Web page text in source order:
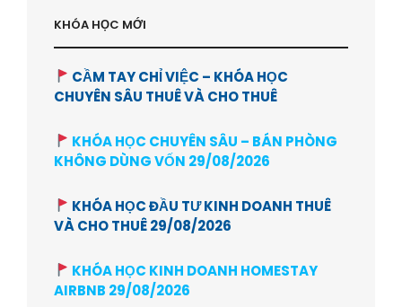
KHÓA HỌC MỚI
CẦM TAY CHỈ VIỆC – KHÓA HỌC
CHUYÊN SÂU THUÊ VÀ CHO THUÊ
KHÓA HỌC CHUYÊN SÂU – BÁN PHÒNG
KHÔNG DÙNG VỐN 29/08/2026
KHÓA HỌC ĐẦU TƯ KINH DOANH THUÊ
VÀ CHO THUÊ 29/08/2026
KHÓA HỌC KINH DOANH HOMESTAY
AIRBNB 29/08/2026